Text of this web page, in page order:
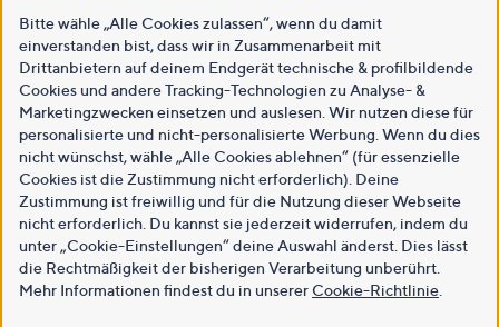
Bitte wähle „Alle Cookies zulassen“, wenn du damit
einverstanden bist, dass wir in Zusammenarbeit mit
Drittanbietern auf deinem Endgerät technische & profilbildende
Cookies und andere Tracking-Technologien zu Analyse- &
Marketingzwecken einsetzen und auslesen. Wir nutzen diese für
personalisierte und nicht-personalisierte Werbung. Wenn du dies
nicht wünschst, wähle „Alle Cookies ablehnen“ (für essenzielle
Cookies ist die Zustimmung nicht erforderlich). Deine
Zustimmung ist freiwillig und für die Nutzung dieser Webseite
nicht erforderlich. Du kannst sie jederzeit widerrufen, indem du
unter „Cookie-Einstellungen“ deine Auswahl änderst. Dies lässt
die Rechtmäßigkeit der bisherigen Verarbeitung unberührt.
Mehr Informationen findest du in unsererCookie-Richtlinie